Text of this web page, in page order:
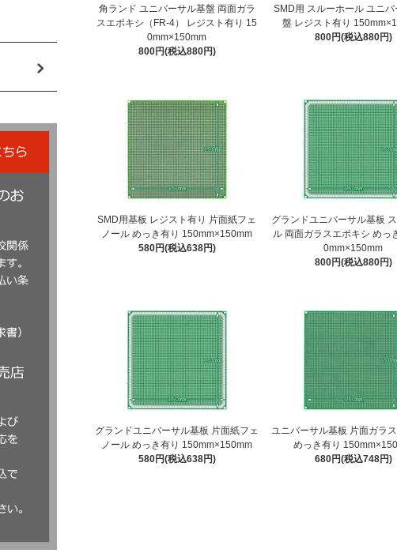
角ランド ユニバーサル基盤 両面ガラ
スエポキシ（FR-4） レジスト有り 15
0mm×150mm
800円(税込880円)
SMD用 スルーホール ユニ
盤 レジスト有り
800円(税込880円)
SMD用基板 レジスト有り 片面紙フェ
ノール めっき有り 150mm×150mm
580円(税込638円)
グランドユニバーサル基板
ル 両面ガラスエポキシ めっ
0mm×150mm
800円(税込880円)
グランドユニバーサル基板 片面紙フェ
ノール めっき有り 150mm×150mm
580円(税込638円)
ユニバーサル基板 片面ガラ
めっき有り
680円(税込748円)